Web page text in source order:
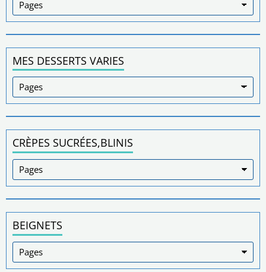
MES DESSERTS VARIES
CRÈPES SUCRÉES,BLINIS
BEIGNETS